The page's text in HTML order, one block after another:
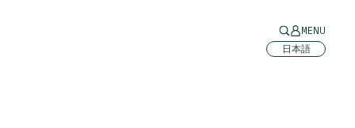
MENU
日本語